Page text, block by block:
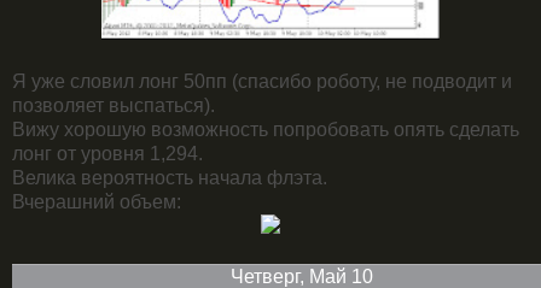
Я уже словил лонг 50пп (спасибо роботу, не подводит и
позволяет выспаться).
Вижу хорошую возможность попробовать опять сделать
лонг от уровня 1,294.
Велика вероятность начала флэта.
Вчерашний объем:
Четверг, Май 10